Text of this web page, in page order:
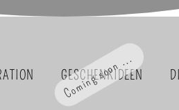
GESCHENKIDEEN
Coming soon ...